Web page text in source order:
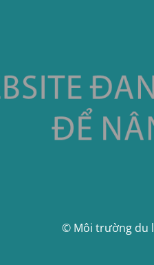
© Môi trường du